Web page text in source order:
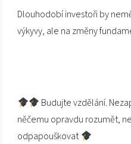
Dlouhodobí investoři by
výkyvy, ale na změny
Budujte vzdělání.
něčemu opravdu rozumět,
odpapouškovat